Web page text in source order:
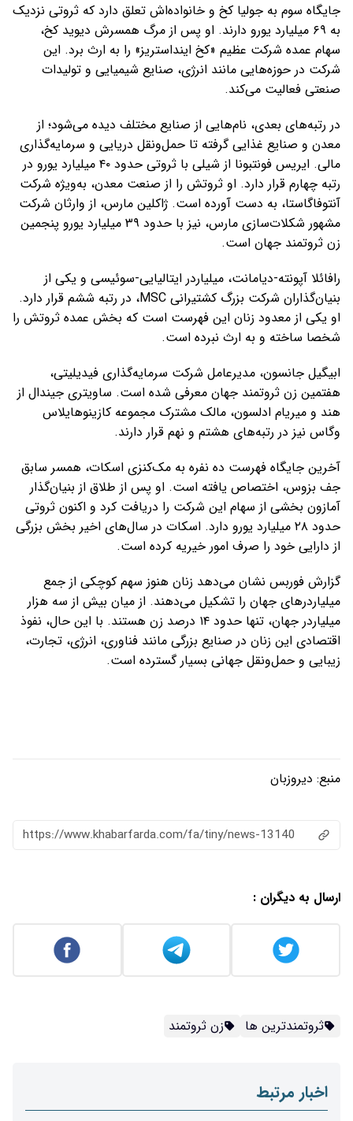
جایگاه سوم به جولیا کخ و خانواده‌اش تعلق دارد که ثروتی نزدیک
به ۶۹ میلیارد یورو دارند. او پس از مرگ همسرش دیوید کخ،
سهام عمده شرکت عظیم «کخ اینداستریز» را به ارث برد. این
شرکت در حوزه‌هایی مانند انرژی، صنایع شیمیایی و تولیدات
صنعتی فعالیت می‌کند.
در رتبه‌های بعدی، نام‌هایی از صنایع مختلف دیده می‌شود؛ از
معدن و صنایع غذایی گرفته تا حمل‌ونقل دریایی و سرمایه‌گذاری
مالی. ایریس فونتبونا از شیلی با ثروتی حدود ۴۰ میلیارد یورو در
رتبه چهارم قرار دارد. او ثروتش را از صنعت معدن، به‌ویژه شرکت
آنتوفاگاستا، به دست آورده است. ژاکلین مارس، از وارثان شرکت
مشهور شکلات‌سازی مارس، نیز با حدود ۳۹ میلیارد یورو پنجمین
زن ثروتمند جهان است.
رافائلا آپونته-دیامانت، میلیاردر ایتالیایی-سوئیسی و یکی از
بنیان‌گذاران شرکت بزرگ کشتیرانی MSC، در رتبه ششم قرار دارد.
او یکی از معدود زنان این فهرست است که بخش عمده ثروتش را
شخصا ساخته و به ارث نبرده است.
ابیگیل جانسون، مدیرعامل شرکت سرمایه‌گذاری فیدیلیتی،
هفتمین زن ثروتمند جهان معرفی شده است. ساویتری جیندال از
هند و میریام ادلسون، مالک مشترک مجموعه کازینوهایلاس
وگاس نیز در رتبه‌های هشتم و نهم قرار دارند.
آخرین جایگاه فهرست ده نفره به مک‌کنزی اسکات، همسر سابق
جف بزوس، اختصاص یافته است. او پس از طلاق از بنیان‌گذار
آمازون بخشی از سهام این شرکت را دریافت کرد و اکنون ثروتی
حدود ۲۸ میلیارد یورو دارد. اسکات در سال‌های اخیر بخش بزرگی
از دارایی خود را صرف امور خیریه کرده است.
گزارش فوربس نشان می‌دهد زنان هنوز سهم کوچکی از جمع
میلیاردرهای جهان را تشکیل می‌دهند. از میان بیش از سه هزار
میلیاردر جهان، تنها حدود ۱۴ درصد زن هستند. با این حال، نفوذ
اقتصادی این زنان در صنایع بزرگی مانند فناوری، انرژی، تجارت،
زیبایی و حمل‌ونقل جهانی بسیار گسترده است.
منبع: دیروزبان
https://www.khabarfarda.com/fa/tiny/news-13140
ارسال به دیگران :
ثروتمندترین ها زن ثروتمند
اخبار مرتبط